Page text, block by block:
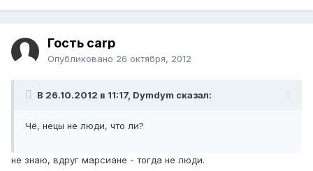
Гость carp
Опубликовано 26 октября, 2012
В 26.10.2012 в 11:17, Dymdym сказал:
Чё, нецы не люди, что ли?
не знаю, вдруг марсиане - тогда не люди.